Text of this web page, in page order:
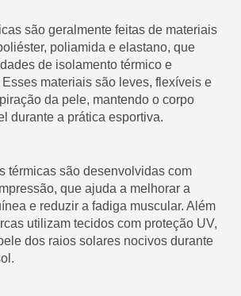
são geralmente feitas de materiais
poliamida e elastano, que
de isolamento térmico e
materiais são leves, flexíveis e
da pele, mantendo o corpo
durante a prática esportiva.
térmicas são desenvolvidas com
que ajuda a melhorar a
e reduzir a fadiga muscular. Além
utilizam tecidos com proteção UV,
dos raios solares nocivos durante